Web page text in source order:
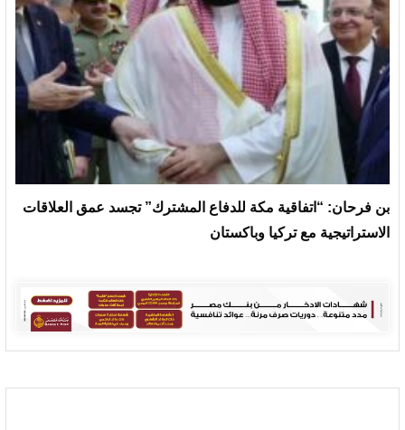
بن فرحان: “اتفاقية مكة للدفاع المشترك” تجسد عمق العلاقات
الاستراتيجية مع تركيا وباكستان